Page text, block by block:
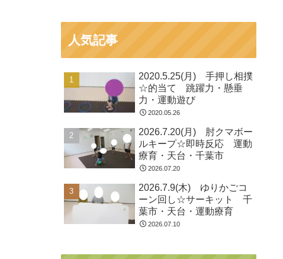
人気記事
2020.5.25(月) 手押し相撲
☆的当て 跳躍力・懸垂
力・運動遊び
2020.05.26
2026.7.20(月) 肘クマボー
ルキープ☆即時反応 運動
療育・天台・千葉市
2026.07.20
2026.7.9(木) ゆりかごコ
ーン回し☆サーキット 千
葉市・天台・運動療育
2026.07.10